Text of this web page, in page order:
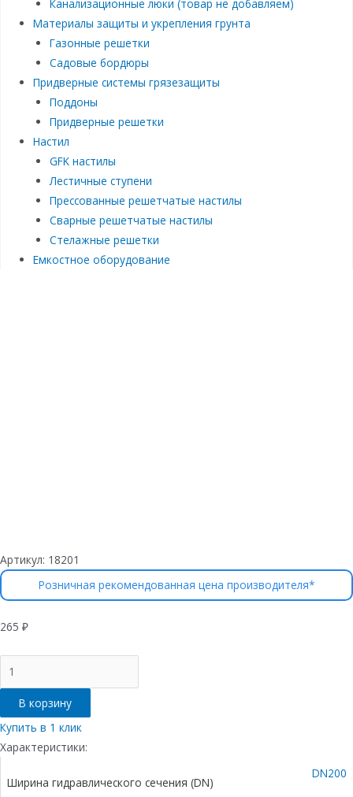
Канализационные люки (товар не добавляем)
Материалы защиты и укрепления грунта
Газонные решетки
Садовые бордюры
Придверные системы грязезащиты
Поддоны
Придверные решетки
Настил
GFK настилы
Лестичные ступени
Прессованные решетчатые настилы
Сварные решетчатые настилы
Стелажные решетки
Емкостное оборудование
Артикул: 18201
Розничная рекомендованная цена производителя*
265 ₽
товара
Торцевая
заглушка
для
лотка
водоотводного
Standart/Standart
В корзину
Купить в 1 клик
Характеристики:
Ширина гидравлического сечения (DN)
DN200